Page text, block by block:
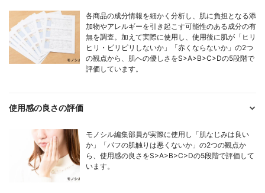
各商品の成分情報を細かく分析し、肌に負担となる添
加物やアレルギーを引き起こす可能性のある成分の有
無を調査。加えて実際に使用し、使用後に肌が「ヒリ
ヒリ・ピリピリしないか」「赤くならないか」の2つ
の観点から、肌への優しさをS>A>B>C>Dの5段階で
評価しています。
使用感の良さの評価
モノシル編集部員が実際に使用し「肌なじみは良い
か」「パフの肌触りは悪くないか」の2つの観点か
ら、使用感の良さをS>A>B>C>Dの5段階で評価して
います。